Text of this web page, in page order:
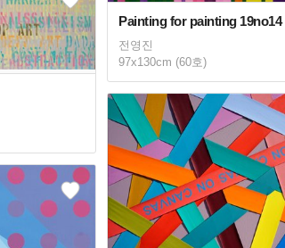
Painting for painting 19no14
전영진
97x130cm (60호)